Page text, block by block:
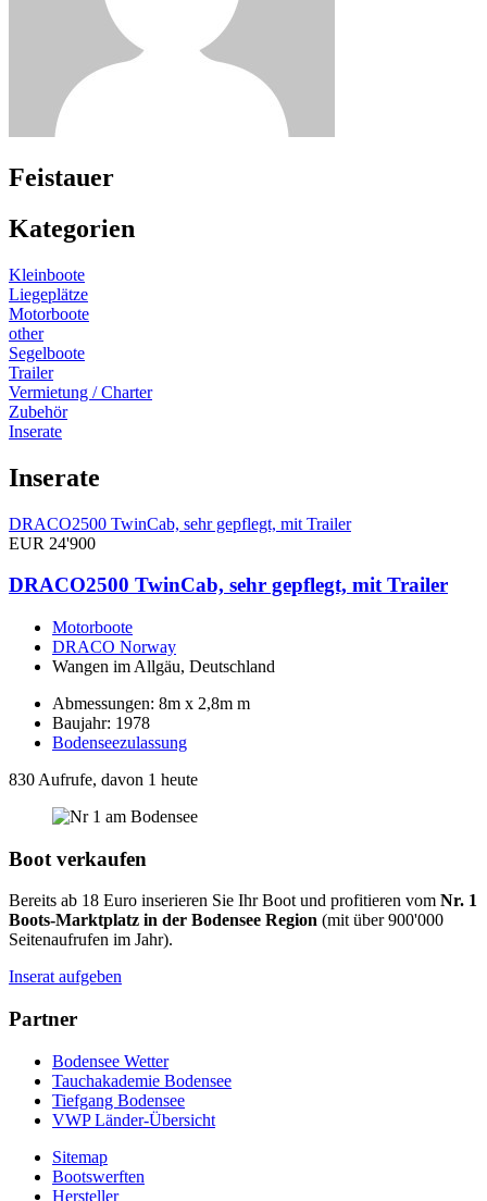
Feistauer
Kategorien
Kleinboote
Liegeplätze
Motorboote
other
Segelboote
Trailer
Vermietung / Charter
Zubehör
Inserate
Inserate
DRACO2500 TwinCab, sehr gepflegt, mit Trailer
EUR 24'900
DRACO2500 TwinCab, sehr gepflegt, mit Trailer
Motorboote
DRACO Norway
Wangen im Allgäu, Deutschland
Abmessungen: 8m x 2,8m m
Baujahr: 1978
Bodenseezulassung
830 Aufrufe, davon 1 heute
Boot verkaufen
Bereits ab 18 Euro inserieren Sie Ihr Boot und profitieren vom Nr. 1
Boots-Marktplatz in der Bodensee Region (mit über 900'000
Seitenaufrufen im Jahr).
Inserat aufgeben
Partner
Bodensee Wetter
Tauchakademie Bodensee
Tiefgang Bodensee
VWP Länder-Übersicht
Sitemap
Bootswerften
Hersteller